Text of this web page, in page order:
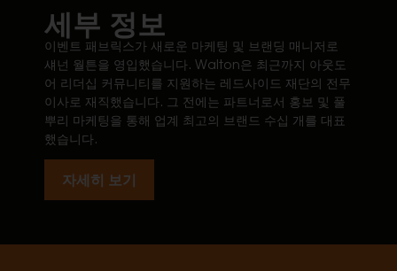
세부 정보
이벤트 패브릭스가 새로운 마케팅 및 브랜딩 매니저로
섀넌 월튼을 영입했습니다. Walton은 최근까지 아웃도
어 리더십 커뮤니티를 지원하는 레드사이드 재단의 전무
이사로 재직했습니다. 그 전에는 파트너로서 홍보 및 풀
뿌리 마케팅을 통해 업계 최고의 브랜드 수십 개를 대표
했습니다.
자세히 보기